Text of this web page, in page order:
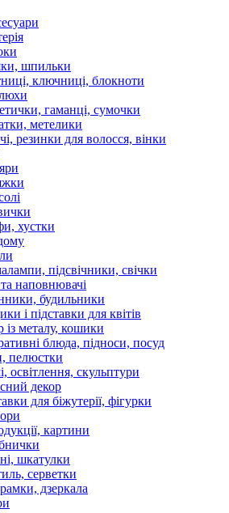
шпильки
ключниці, блокноти
гаманці, сумочки
метелики
резинки для волосся, вінки
хустки
підсвічники, свічки
наповнювачі
будильники
і підставки для квітів
із металу, кошики
блюда, підноси, посуд
пелюстки
освітлення, скульптури
декор
для біжутерії, фігурки
картини
шкатулки
серветки
дзеркала